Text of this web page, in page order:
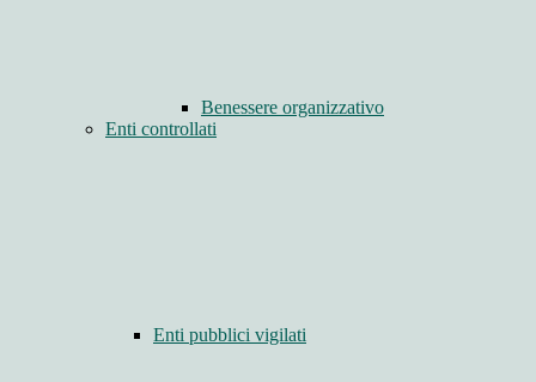
Benessere organizzativo
Enti controllati
Enti pubblici vigilati